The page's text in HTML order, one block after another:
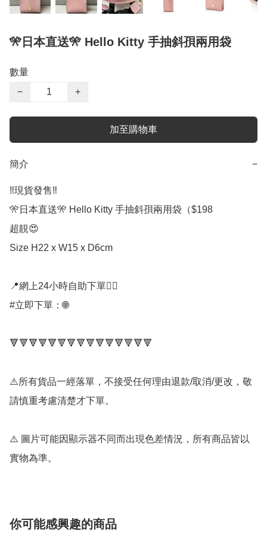
🎌日本直送🎌 Hello Kitty 手抽斜孭兩用袋
數量
−
+
加至購物車
簡介 −
‼️現貨發售‼️
🎌日本直送🎌 Hello Kitty 手抽斜孭兩用袋（$198
超靚😍
Size H22 x W15 x D6cm
📍網上24小時自助下單👍🏻
#立即下單：🌐
🔻🔻🔻🔻🔻🔻🔻🔻🔻🔻🔻🔻🔻🔻🔻
⚠️所有貨品一經落單，不接受任何理由退款/取消/更改，敬
請慎重考慮清楚才下單。
⚠️ 圖片可能因顯示器不同而出現色差情況，所有商品皆以
實物為準。
你可能感興趣的商品